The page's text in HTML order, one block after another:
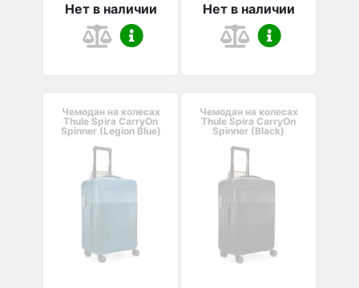
Нет в наличии Нет в наличии
Чемодан на колесах
Thule Spira CarryOn
Spinner (Legion Blue)
Чемодан на колесах
Thule Spira CarryOn
Spinner (Black)